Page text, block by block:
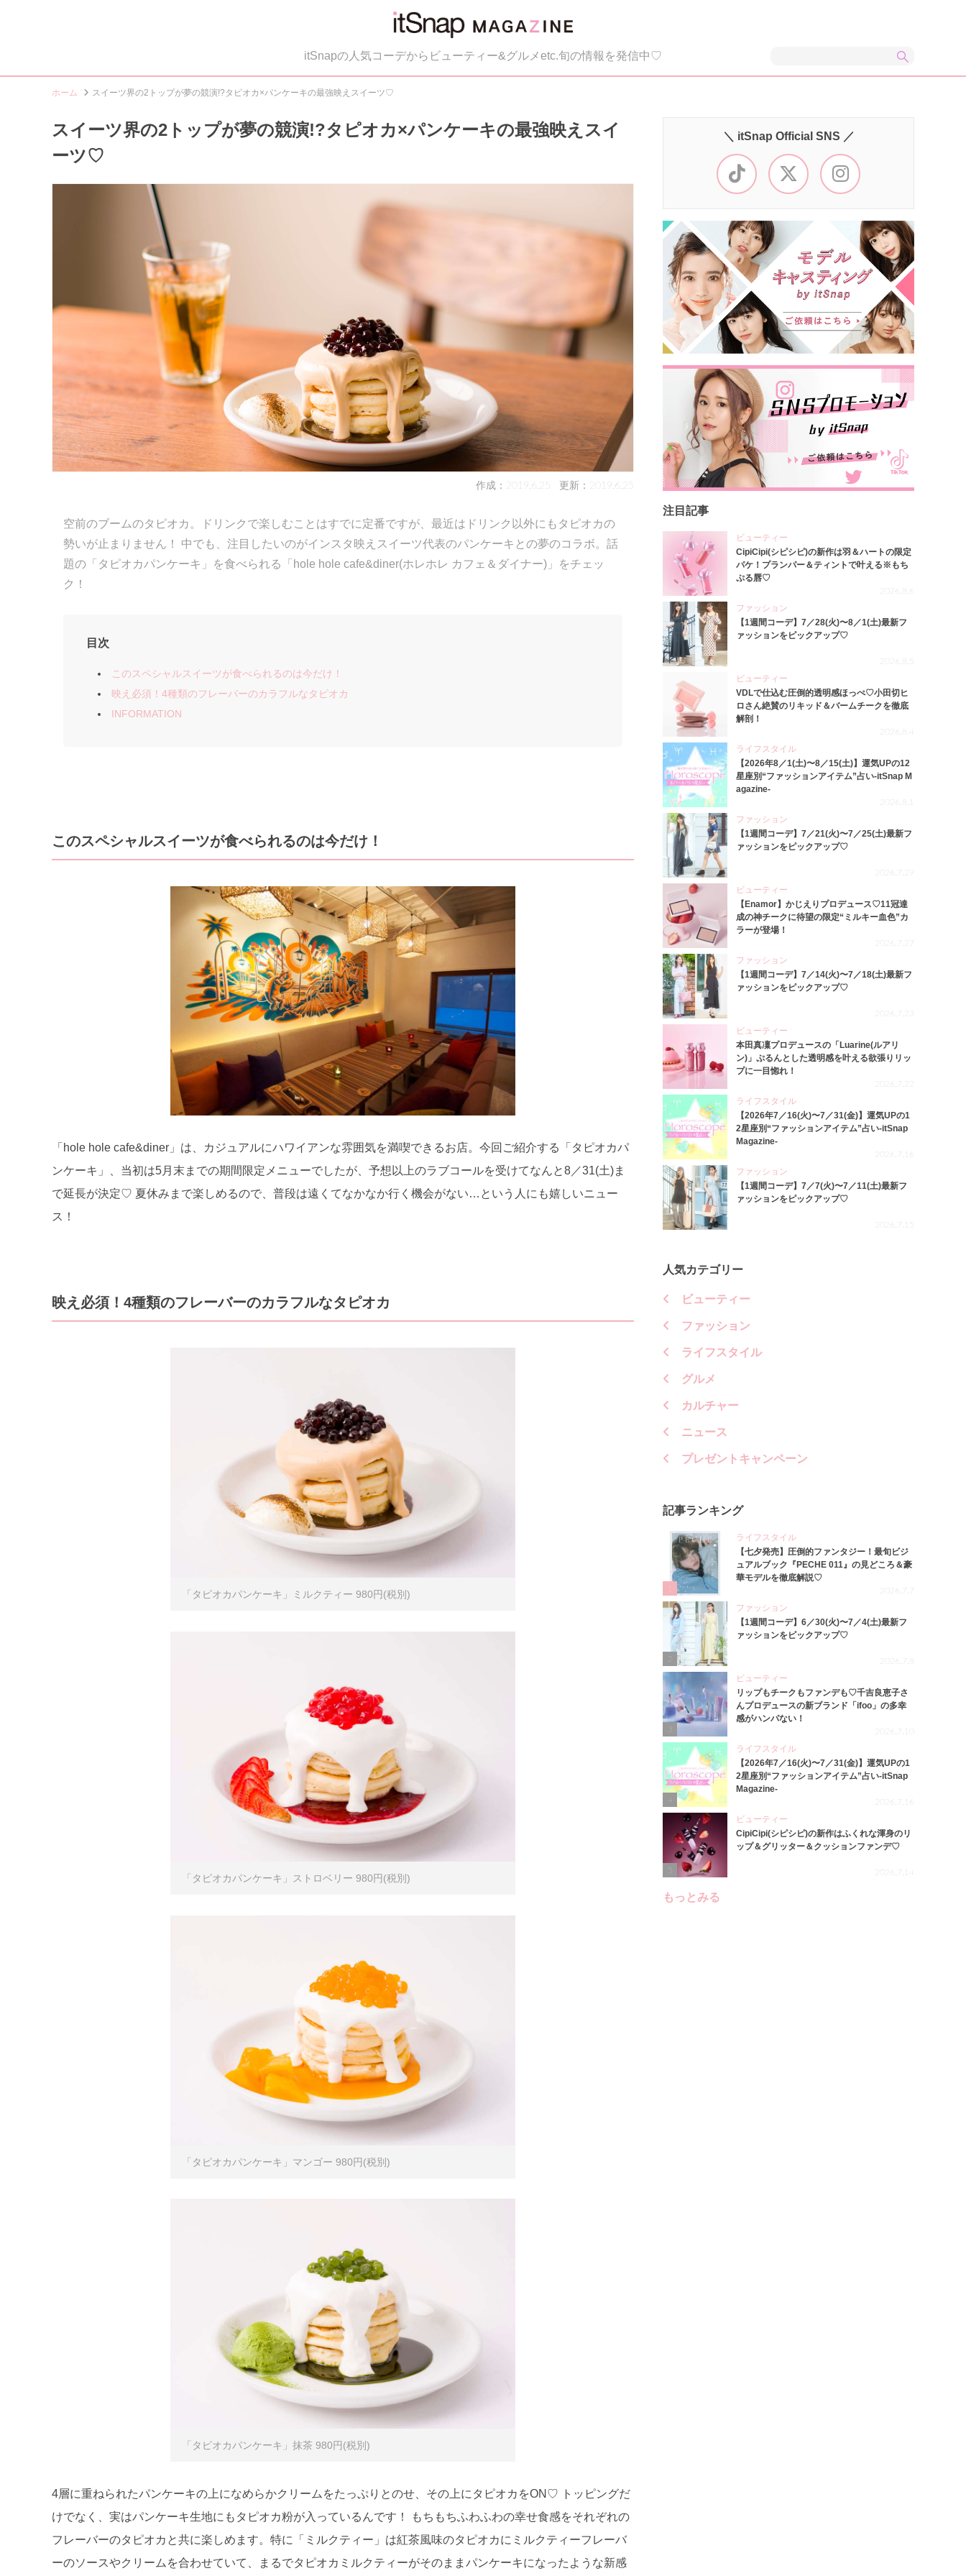
itSnapの人気コーデからビューティー&グルメetc.旬の情報を発信中♡
ホーム スイーツ界の2トップが夢の競演!?タピオカ×パンケーキの最強映えスイーツ♡
スイーツ界の2トップが夢の競演!?タピオカ×パンケーキの最強映えスイ
ーツ♡
作成：2019.6.25 更新：2019.6.25
空前のブームのタピオカ。ドリンクで楽しむことはすでに定番ですが、最近はドリンク以外にもタピオカの
勢いが止まりません！ 中でも、注目したいのがインスタ映えスイーツ代表のパンケーキとの夢のコラボ。話
題の「タピオカパンケーキ」を食べられる「hole hole cafe&diner(ホレホレ カフェ＆ダイナー)」をチェッ
ク！
目次
このスペシャルスイーツが食べられるのは今だけ！
映え必須！4種類のフレーバーのカラフルなタピオカ
INFORMATION
このスペシャルスイーツが食べられるのは今だけ！
「hole hole cafe&diner」は、カジュアルにハワイアンな雰囲気を満喫できるお店。今回ご紹介する「タピオカパ
ンケーキ」、当初は5月末までの期間限定メニューでしたが、予想以上のラブコールを受けてなんと8／31(土)ま
で延長が決定♡ 夏休みまで楽しめるので、普段は遠くてなかなか行く機会がない…という人にも嬉しいニュー
ス！
映え必須！4種類のフレーバーのカラフルなタピオカ
「タピオカパンケーキ」ミルクティー 980円(税別)
「タピオカパンケーキ」ストロベリー 980円(税別)
「タピオカパンケーキ」マンゴー 980円(税別)
「タピオカパンケーキ」抹茶 980円(税別)
4層に重ねられたパンケーキの上になめらかクリームをたっぷりとのせ、その上にタピオカをON♡ トッピングだ
けでなく、実はパンケーキ生地にもタピオカ粉が入っているんです！ もちもちふわふわの幸せ食感をそれぞれの
フレーバーのタピオカと共に楽しめます。特に「ミルクティー」は紅茶風味のタピオカにミルクティーフレーバ
ーのソースやクリームを合わせていて、まるでタピオカミルクティーがそのままパンケーキになったような新感
＼ itSnap Official SNS ／
注目記事
ビューティー
CipiCipi(シピシピ)の新作は羽＆ハートの限定
パケ！プランパー＆ティントで叶える※もち
ぷる唇♡
2026.8.6
ファッション
【1週間コーデ】7／28(火)〜8／1(土)最新フ
ァッションをピックアップ♡
2026.8.5
ビューティー
VDLで仕込む圧倒的透明感ほっぺ♡小田切ヒ
ロさん絶賛のリキッド＆バームチークを徹底
解剖！
2026.8.4
ライフスタイル
【2026年8／1(土)〜8／15(土)】運気UPの12
星座別“ファッションアイテム”占い-itSnap M
agazine-
2026.8.1
ファッション
【1週間コーデ】7／21(火)〜7／25(土)最新フ
ァッションをピックアップ♡
2026.7.29
ビューティー
【Enamor】かじえりプロデュース♡11冠達
成の神チークに待望の限定“ミルキー血色”カ
ラーが登場！
2026.7.27
ファッション
【1週間コーデ】7／14(火)〜7／18(土)最新フ
ァッションをピックアップ♡
2026.7.23
ビューティー
本田真凜プロデュースの「Luarine(ルアリ
ン)」ぷるんとした透明感を叶える欲張りリッ
プに一目惚れ！
2026.7.22
ライフスタイル
【2026年7／16(火)〜7／31(金)】運気UPの1
2星座別“ファッションアイテム”占い-itSnap
Magazine-
2026.7.16
ファッション
【1週間コーデ】7／7(火)〜7／11(土)最新フ
ァッションをピックアップ♡
2026.7.15
人気カテゴリー
ビューティー
ファッション
ライフスタイル
グルメ
カルチャー
ニュース
プレゼントキャンペーン
記事ランキング
ライフスタイル
【七夕発売】圧倒的ファンタジー！最旬ビジ
ュアルブック『PECHE 011』の見どころ＆豪
華モデルを徹底解説♡
2026.7.7
ファッション
【1週間コーデ】6／30(火)〜7／4(土)最新フ
ァッションをピックアップ♡
2026.7.8
3
ビューティー
リップもチークもファンデも♡千吉良恵子さ
んプロデュースの新ブランド「ifoo」の多幸
感がハンパない！
2026.7.10
4
ライフスタイル
【2026年7／16(火)〜7／31(金)】運気UPの1
2星座別“ファッションアイテム”占い-itSnap
Magazine-
2026.7.16
ビューティー
CipiCipi(シピシピ)の新作はふくれな渾身のリ
ップ＆グリッター＆クッションファンデ♡
2026.7.14
もっとみる